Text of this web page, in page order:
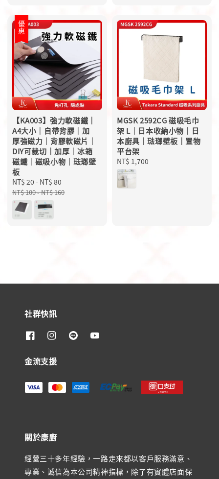
優惠
【KA003】強力軟磁鐵｜
A4大小｜自帶背膠｜加
厚強磁力｜背膠軟磁片｜
DIY可裁切｜加厚｜冰箱
磁鐵｜磁吸小物｜琺瑯壁
板
Sale
price
NT$ 20 - NT$ 80
NT$ 100-NT$ 160
MGSK 2592CG 磁吸毛巾
架 L｜日本收納小物｜日
本廚具｜琺瑯壁板｜置物
平台架
Regular
price
NT$ 1,700
社群快訊
金流支援
關於康廚
經營三十多年經驗，一路走來都以客戶服務滿意、
專業、誠信為本公司精神指標，除了有實體店面保